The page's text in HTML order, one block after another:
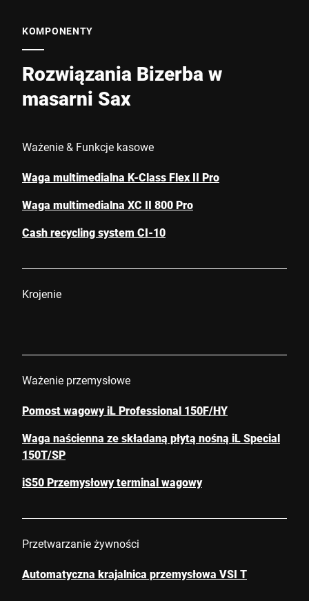
KOMPONENTY
Rozwiązania Bizerba w
masarni Sax
Ważenie & Funkcje kasowe
Waga multimedialna K-Class Flex II Pro
Waga multimedialna XC II 800 Pro
Cash recycling system CI-10
Krojenie
Ważenie przemysłowe
Pomost wagowy iL Professional 150F/HY
Waga naścienna ze składaną płytą nośną iL Special
150T/SP
iS50 Przemysłowy terminal wagowy
Przetwarzanie żywności
Automatyczna krajalnica przemysłowa VSI T